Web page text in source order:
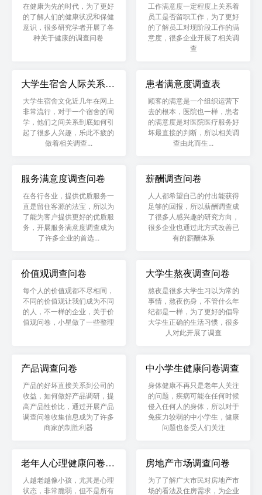
在健康为先的时代，为了更好
的了解人们的健康状况和保健
意识，很多研究学者开展了各
种关于健康的调查问卷
工作满意度一定程度上关系着
员工是否留职工作，为了更好
的了解员工对现阶段工作的满
意度，很多企业开展了相关调
查
大学生宿舍人际关系调
查
大学生宿舍文化近几年在网上
非常流行，对于一个宿舍的同
学，他们之间关系到底如何引
起了很多人兴趣，乐此不疲的
做着相关调查...
患者满意度调查表
顾客的满意是一个组织运营下
去的根本，医院也一样，患者
的满意度是对医院医疗服务好
坏最直接的判断，所以相关调
查由此而生...
服务满意度调查问卷
在各行各业，提供优质服务一
直是留住客源的法宝，所以为
了能为客户提供更好的优质服
务，开展服务满意度调查成为
了许多企业的首选...
薪酬调查问卷
人人都希望自己的付出能获得
足够的回报，所以薪酬调查成
了很多人感兴趣的研究方向，
很多企业也通过此方式改善已
有的薪酬体系
价值观调查问卷
每个人的价值观都不尽相同，
不同的价值观让我们成为不同
的人，不一样的企业，关于价
值观问卷，小星做了一些整理
大学生熬夜调查问卷
熬夜是很多大学生习以为常的
事情，熬夜伤身，不管什么年
纪都是一样，为了更好的倡导
大学生正确的生活习惯，很多
人对此开展了调查
产品调查问卷
产品的好坏直接关系到公司的
收益，如何做好产品调研，提
高产品性价比，通过开展产品
调查问卷收集信息成为了许多
商家的制胜利器
中小学生健康问卷调查
身体健康不再只是老年人关注
的问题，疾病可能在任何时候
侵入任何人的身体，所以对于
免疫力较弱的中小学生，健康
问题也备受人们关注
老年人心理健康问卷调
查
人越老越像小孩，尤其是心理
状态，非常脆弱，但不是所有
房地产市场调查问卷
为了了解广大市民对房地产市
场的看法及住房需求，为企业